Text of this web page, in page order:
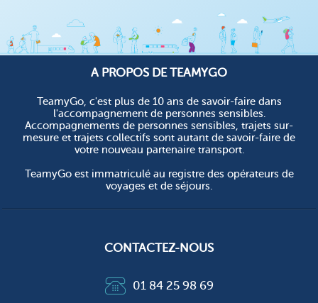
A PROPOS DE TEAMYGO
TeamyGo, c'est plus de 10 ans de savoir-faire dans
l'accompagnement de personnes sensibles.
Accompagnements de personnes sensibles, trajets sur-
mesure et trajets collectifs sont autant de savoir-faire de
votre nouveau partenaire transport.
TeamyGo est immatriculé au registre des opérateurs de
voyages et de séjours.
CONTACTEZ-NOUS
01 84 25 98 69